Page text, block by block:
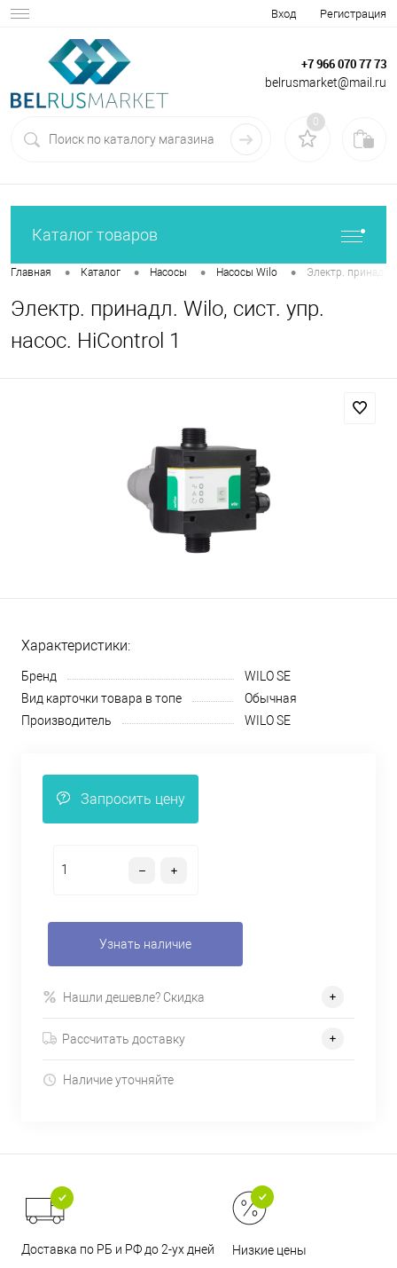
Вход Регистрация
+7 966 070 77 73
belrusmarket@mail.ru
0
Каталог товаров
Главная • Каталог • Насосы • Насосы Wilo • Электр. принадл.
Электр. принадл. Wilo, сист. упр.
насос. HiControl 1
Характеристики:
Бренд
WILO SE
Вид карточки товара в топе
Обычная
Производитель
WILO SE
Запросить цену
Узнать наличие
Нашли дешевле? Скидка
Рассчитать доставку
Наличие уточняйте
Доставка по РБ и РФ до 2-ух дней Низкие цены